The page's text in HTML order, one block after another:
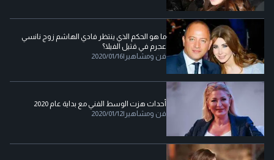
ما هو الحكم الذي ينتظر فادي الهاشم زوج نانسي
عجرم في قتيل الفيلا؟
فن ومشاهير |
2020/01/16
أحداث هزت الوسط الفني مع بداية عام 2020
فن ومشاهير |
2020/01/12